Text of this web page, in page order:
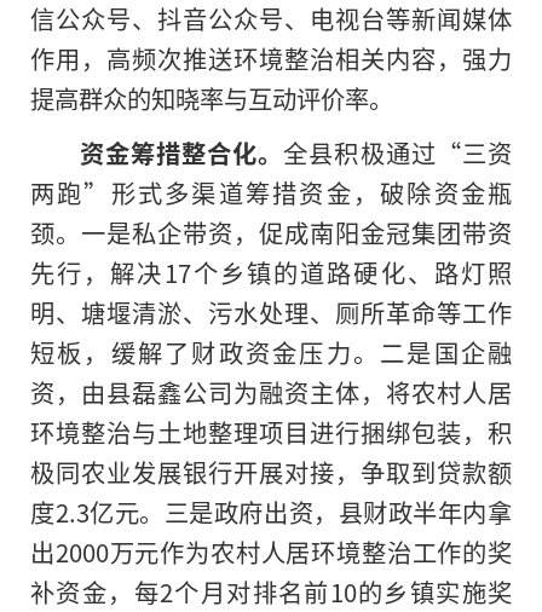
信公众号、抖音公众号、电视台等新闻媒体
作用，高频次推送环境整治相关内容，强力
提高群众的知晓率与互动评价率。
资金筹措整合化。全县积极通过“三资
两跑”形式多渠道筹措资金，破除资金瓶
颈。一是私企带资，促成南阳金冠集团带资
先行，解决17个乡镇的道路硬化、路灯照
明、塘堰清淤、污水处理、厕所革命等工作
短板，缓解了财政资金压力。二是国企融
资，由县磊鑫公司为融资主体，将农村人居
环境整治与土地整理项目进行捆绑包装，积
极同农业发展银行开展对接，争取到贷款额
度2.3亿元。三是政府出资，县财政半年内拿
出2000万元作为农村人居环境整治工作的奖
补资金，每2个月对排名前10的乡镇实施奖